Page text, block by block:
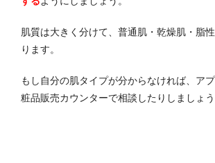
肌質は大きく分けて、普通肌・乾燥肌・脂
ります。
もし自分の肌タイプが分からなければ、ア
粧品販売カウンターで相談したりしましょう